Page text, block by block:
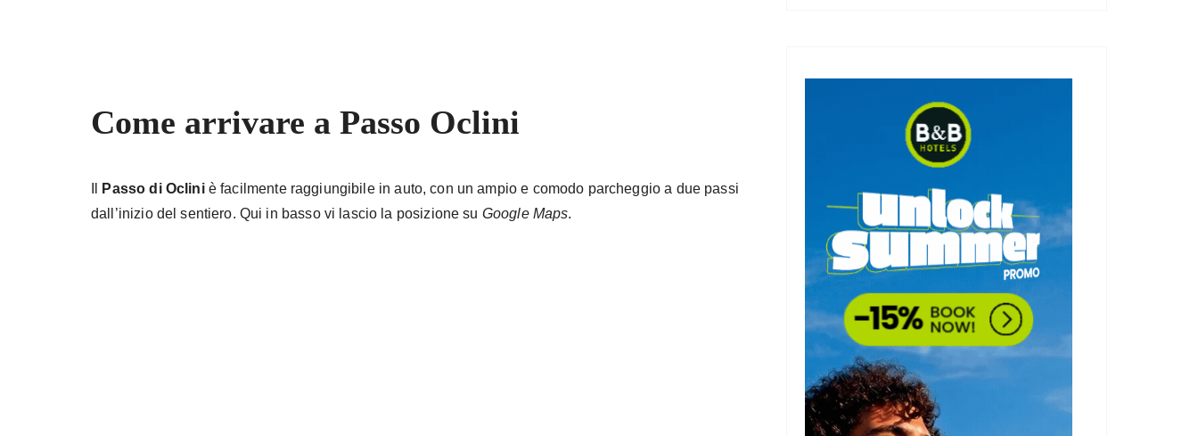
Come arrivare a Passo Oclini
Passo di Ocliniè facilmente raggiungibile in auto, con un ampio e comodo parcheggio a due passi
dall’inizio del sentiero. Qui in basso vi lascio la posizione su Google Maps.